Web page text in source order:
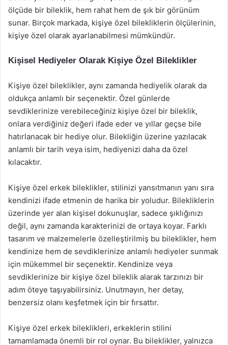
ölçüde bir bileklik, hem rahat hem de şık bir görünüm
sunar. Birçok markada, kişiye özel bilekliklerin ölçülerinin,
kişiye özel olarak ayarlanabilmesi mümkündür.
Kişisel Hediyeler Olarak Kişiye Özel Bileklikler
Kişiye özel bileklikler, aynı zamanda hediyelik olarak da
oldukça anlamlı bir seçenektir. Özel günlerde
sevdiklerinize verebileceğiniz kişiye özel bir bileklik,
onlara verdiğiniz değeri ifade eder ve yıllar geçse bile
hatırlanacak bir hediye olur. Bilekliğin üzerine yazılacak
anlamlı bir tarih veya isim, hediyenizi daha da özel
kılacaktır.
Kişiye özel erkek bileklikler, stilinizi yansıtmanın yanı sıra
kendinizi ifade etmenin de harika bir yoludur. Bilekliklerin
üzerinde yer alan kişisel dokunuşlar, sadece şıklığınızı
değil, aynı zamanda karakterinizi de ortaya koyar. Farklı
tasarım ve malzemelerle özelleştirilmiş bu bileklikler, hem
kendinize hem de sevdiklerinize anlamlı hediyeler sunmak
için mükemmel bir seçenektir. Kendinize veya
sevdiklerinize bir kişiye özel bileklik alarak tarzınızı bir
adım öteye taşıyabilirsiniz. Unutmayın, her detay,
benzersiz olanı keşfetmek için bir fırsattır.
Kişiye özel erkek bileklikleri, erkeklerin stilini
tamamlamada önemli bir rol oynar. Bu bileklikler, yalnızca